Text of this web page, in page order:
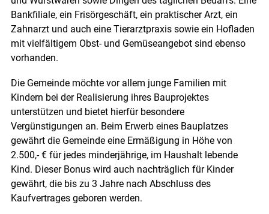
Bankfiliale, ein Frisörgeschäft, ein praktischer Arzt, ein
Zahnarzt und auch eine Tierarztpraxis sowie ein Hofladen
mit vielfältigem Obst- und Gemüseangebot sind ebenso
vorhanden.
Die Gemeinde möchte vor allem junge Familien mit
Kindern bei der Realisierung ihres Bauprojektes
unterstützen und bietet hierfür besondere
Vergünstigungen an. Beim Erwerb eines Bauplatzes
gewährt die Gemeinde eine Ermäßigung in Höhe von
2.500,- € für jedes minderjährige, im Haushalt lebende
Kind. Dieser Bonus wird auch nachträglich für Kinder
gewährt, die bis zu 3 Jahre nach Abschluss des
Kaufvertrages geboren werden.